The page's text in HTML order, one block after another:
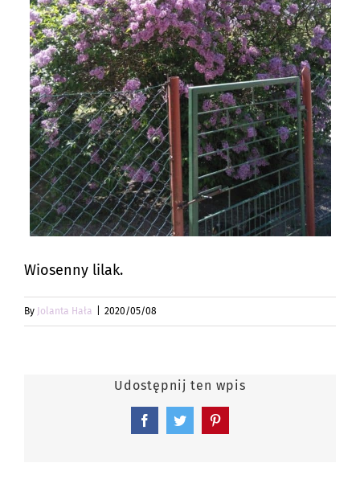
Wiosenny lilak.
By Jolanta Hała 2020/05/08
Udostępnij ten wpis
FacebookTwitterPinterest